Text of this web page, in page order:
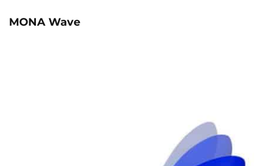
MONA Wave